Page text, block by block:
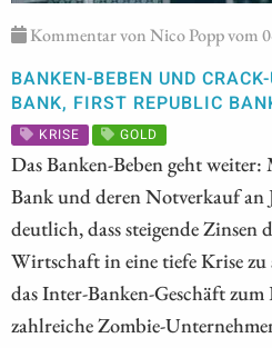
Kommentar von Nico Popp vom
BANKEN-BEBEN UND
BANK, FIRST REPUBLIC
KRISE GOLD
Das Banken-Beben geht
Bank und deren Notverkauf an
deutlich, dass steigende Zinsen
Wirtschaft in eine tiefe Krise
das Inter-Banken-Geschäft
zahlreiche Zombie-